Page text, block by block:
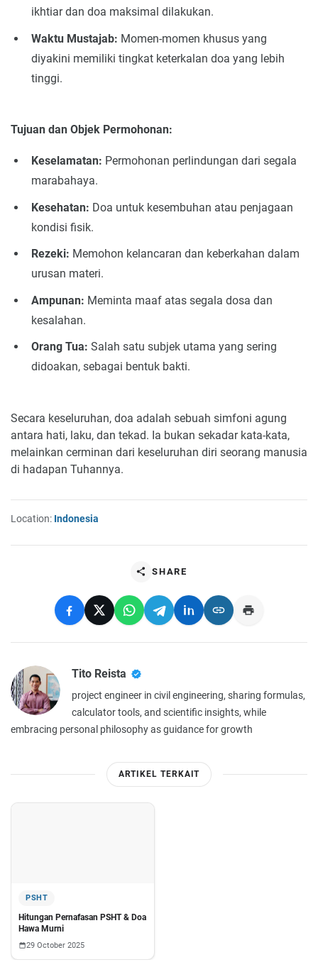
ikhtiar dan doa maksimal dilakukan.
Waktu Mustajab: Momen-momen khusus yang
diyakini memiliki tingkat keterkalan doa yang lebih
tinggi.
Tujuan dan Objek Permohonan:
Keselamatan: Permohonan perlindungan dari segala
marabahaya.
Kesehatan: Doa untuk kesembuhan atau penjagaan
kondisi fisik.
Rezeki: Memohon kelancaran dan keberkahan dalam
urusan materi.
Ampunan: Meminta maaf atas segala dosa dan
kesalahan.
Orang Tua: Salah satu subjek utama yang sering
didoakan, sebagai bentuk bakti.
Secara keseluruhan, doa adalah sebuah simfoni agung
antara hati, laku, dan tekad. Ia bukan sekadar kata-kata,
melainkan cerminan dari keseluruhan diri seorang manusia
di hadapan Tuhannya.
Location: Indonesia
SHARE
Tito Reista
project engineer in civil engineering, sharing formulas,
calculator tools, and scientific insights, while
embracing personal philosophy as guidance for growth
ARTIKEL TERKAIT
PSHT
Hitungan Pernafasan PSHT & Doa
Hawa Murni
29 October 2025